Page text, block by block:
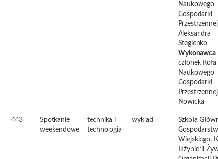
Naukowego
Gospodarki
Przestrzennej
Aleksandra
Stegienko
Wykonawca
członek Koła
Naukowego
Gospodarki
Przestrzennej
Nowicka
443
Spotkanie
weekendowe
technika i
technologia
wykład
Szkoła
Wiejskiego,
Inżynierii